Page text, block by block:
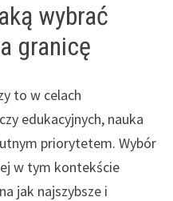
wybrać
granicę
to w celach
edukacyjnych, nauka
priorytetem. Wybór
w tym kontekście
jak najszybsze i